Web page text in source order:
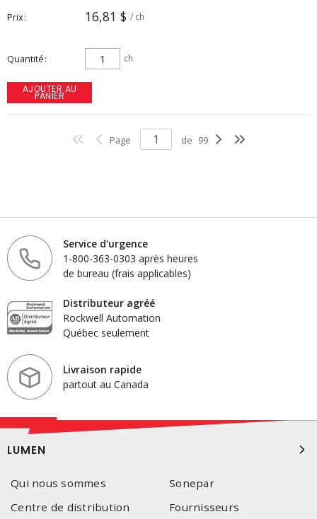
Prix 16,81 $ / ch
Quantité ch
AJOUTER AU
PANIER
Page de 99
Service d'urgence
1-800-363-0303 après heures
de bureau (frais applicables)
Distributeur agréé
Rockwell Automation
Québec seulement
Livraison rapide
partout au Canada
LUMEN
Qui nous sommes
Sonepar
Centre de distribution
Fournisseurs